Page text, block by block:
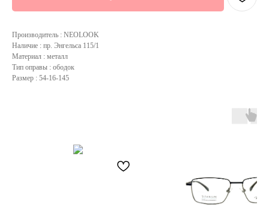
Производитель : NEOLOOK
Наличие : пр. Энгельса 115/1
Материал : металл
Тип оправы : ободок
Размер : 54-16-145